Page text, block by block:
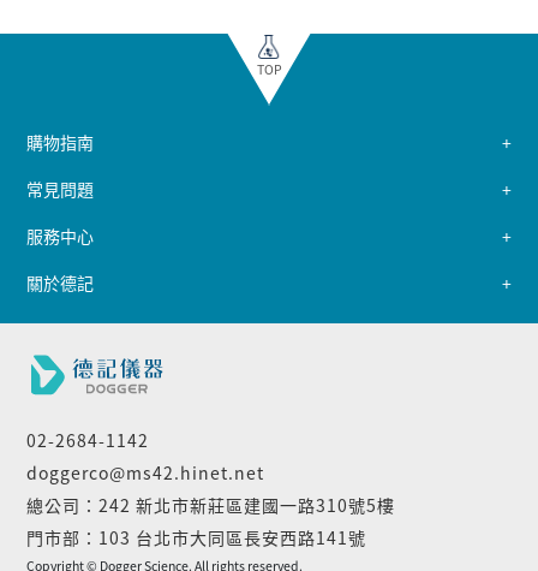
TOP
02-2684-1142
doggerco@ms42.hinet.net
總公司：242 新北市新莊區建國一路310號5樓
門市部：103 台北市大同區長安西路141號
購物指南
常見問題
服務中心
關於德記
Copyright © Dogger Science. All rights reserved.